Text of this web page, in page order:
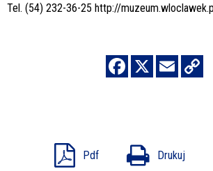
Tel. (54) 232-36-25 http://
Pdf Drukuj